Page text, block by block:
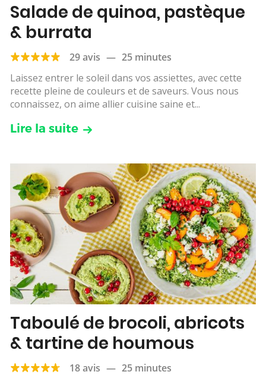
Salade de quinoa, pastèque
& burrata
29 avis — 25 minutes
Laissez entrer le soleil dans vos assiettes, avec cette
recette pleine de couleurs et de saveurs. Vous nous
connaissez, on aime allier cuisine saine et...
Lire la suite
Taboulé de brocoli, abricots
& tartine de houmous
18 avis — 25 minutes